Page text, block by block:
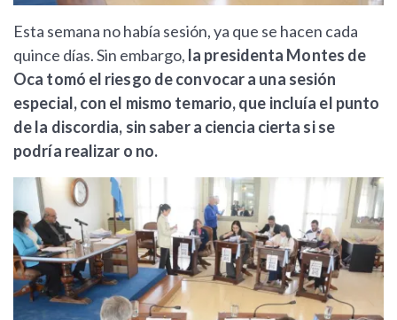
Esta semana no había sesión, ya que se hacen cada
quince días. Sin embargo, la presidenta Montes de
Oca tomó el riesgo de convocar a una sesión
especial, con el mismo temario, que incluía el punto
de la discordia, sin saber a ciencia cierta si se
podría realizar o no.